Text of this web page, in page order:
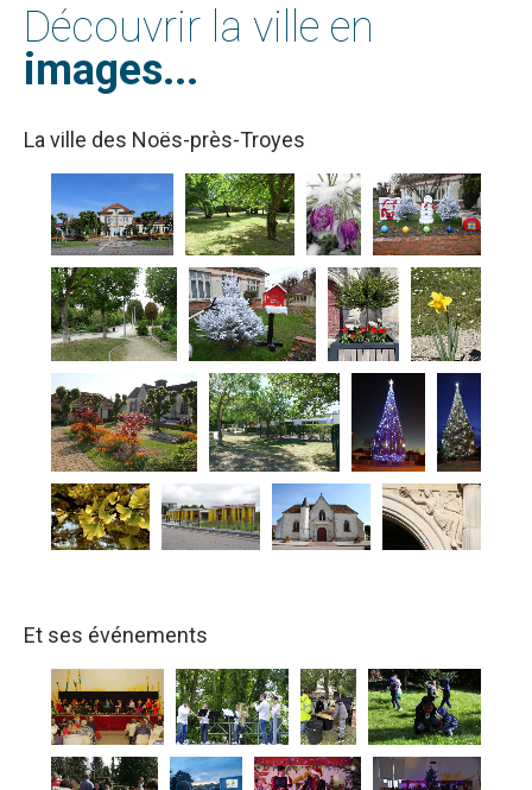
Découvrir la ville en
images...
La ville des Noës-près-Troyes
Et ses événements